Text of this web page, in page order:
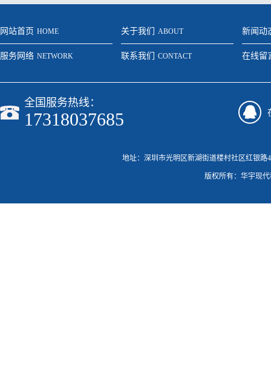
网站首页 HOME 关于我们 ABOUT 新闻动
服务网络 NETWORK 联系我们 CONTACT 在线留
全国服务热线：
17318037685
地址：深圳市光明区新湖街道楼村社区红银
版权所有：华宇现